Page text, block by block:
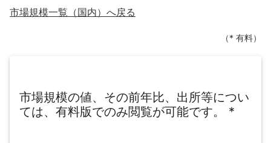
市場規模一覧（国内）へ戻る
（* 有料）
市場規模の値、その前年比、出所等につい
ては、有料版でのみ閲覧が可能です。
*